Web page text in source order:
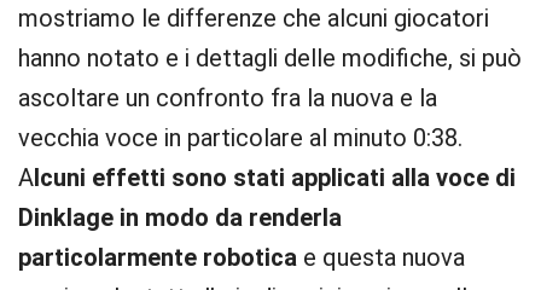
mostriamo le differenze che alcuni giocatori
hanno notato e i dettagli delle modifiche, si può
ascoltare un confronto fra la nuova e la
vecchia voce in particolare al minuto 0:38.
Alcuni effetti sono stati applicati alla voce di
Dinklage in modo da renderla
particolarmente robotica e questa nuova